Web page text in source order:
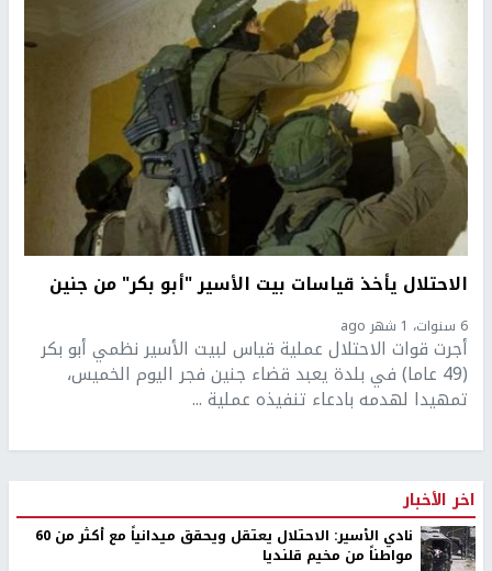
الاحتلال يأخذ قياسات بيت الأسير "أبو بكر" من جنين
6 سنوات، 1 شهر ago
أجرت قوات الاحتلال عملية قياس لبيت الأسير نظمي أبو بكر
(49 عاما) في بلدة يعبد قضاء جنين فجر اليوم الخميس،
تمهيدا لهدمه بادعاء تنفيذه عملية ...
اخر الأخبار
نادي الأسير: الاحتلال يعتقل ويحقق ميدانياً مع أكثر من 60
مواطناً من مخيم قلنديا